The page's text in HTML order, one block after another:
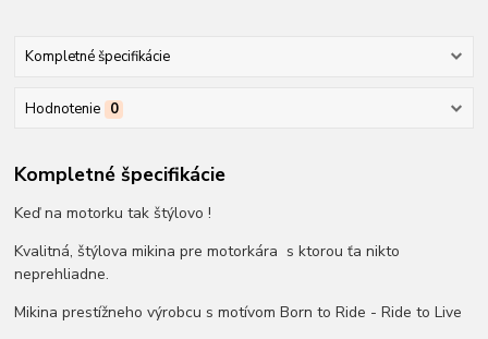
Kompletné špecifikácie
Hodnotenie 0
Kompletné špecifikácie
Keď na motorku tak štýlovo !
Kvalitná, štýlova mikina pre motorkára s ktorou ťa nikto
neprehliadne.
Mikina prestížneho výrobcu s motívom Born to Ride - Ride to Live